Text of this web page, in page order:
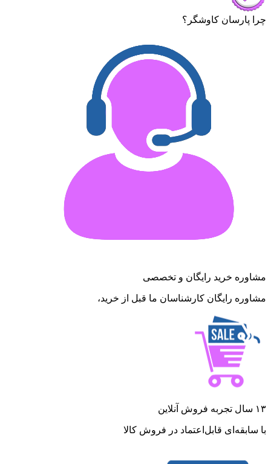
چرا پارسان کاوشگر؟
مشاوره خرید رایگان و تخصصی
مشاوره رایگان کارشناسان ما قبل از خرید،
۱۳ سال تجربه فروش آنلاین
با سابقه‌ای قابل‌اعتماد در فروش کالا